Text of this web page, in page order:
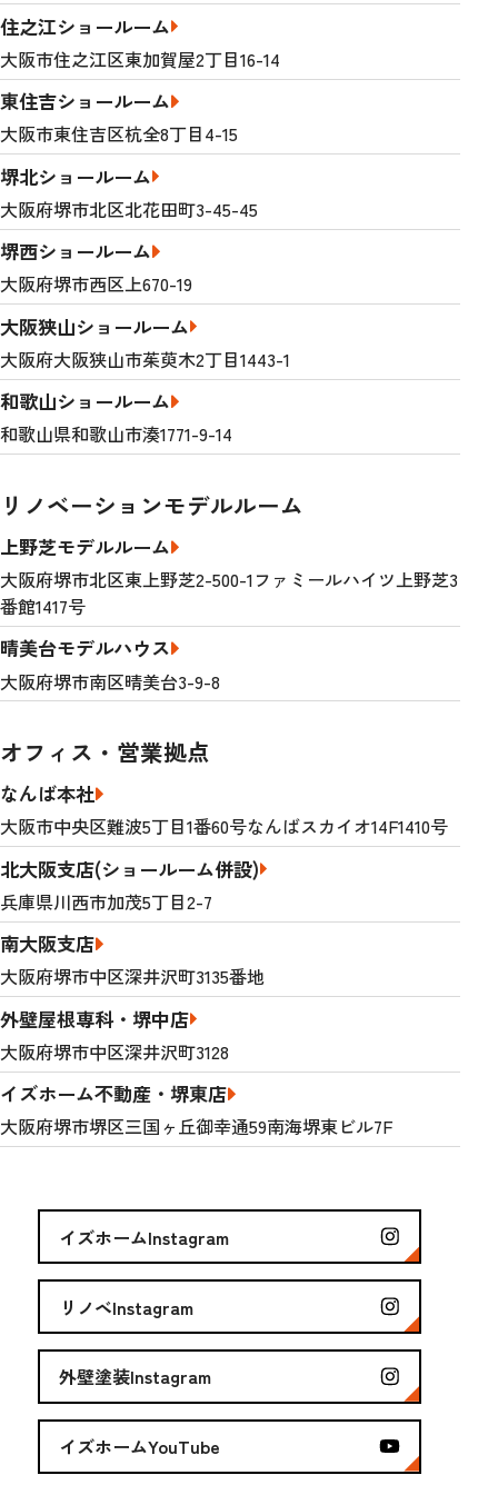
住之江ショールーム
大阪市住之江区東加賀屋2丁目16-14
東住吉ショールーム
大阪市東住吉区杭全8丁目4-15
堺北ショールーム
大阪府堺市北区北花田町3-45-45
堺西ショールーム
大阪府堺市西区上670-19
大阪狭山ショールーム
大阪府大阪狭山市茱萸木2丁目1443-1
和歌山ショールーム
和歌山県和歌山市湊1771-9-14
リノベーションモデルルーム
上野芝モデルルーム
大阪府堺市北区東上野芝2-500-1ファミールハイツ上野芝3
番館1417号
晴美台モデルハウス
大阪府堺市南区晴美台3-9-8
オフィス・営業拠点
なんば本社
大阪市中央区難波5丁目1番60号なんばスカイオ14F1410号
北大阪支店(ショールーム併設)
兵庫県川西市加茂5丁目2-7
南大阪支店
大阪府堺市中区深井沢町3135番地
外壁屋根専科・堺中店
大阪府堺市中区深井沢町3128
イズホーム不動産・堺東店
大阪府堺市堺区三国ヶ丘御幸通59南海堺東ビル7F
イズホームInstagram
リノベInstagram
外壁塗装Instagram
イズホームYouTube